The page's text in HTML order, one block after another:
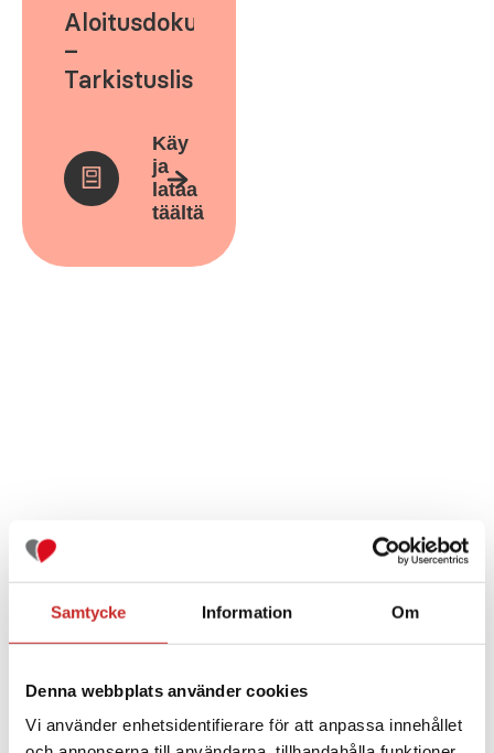
Samtycke Information Om
Denna webbplats använder cookies
Vi använder enhetsidentifierare för att anpassa innehållet
Aloitusdokumentti
–
Tarkistuslista
käyttäjille
Käy
ja
lataa
täältä
2. Tukea pumpun ja sensoroinnin
aloituksen yhteydessä